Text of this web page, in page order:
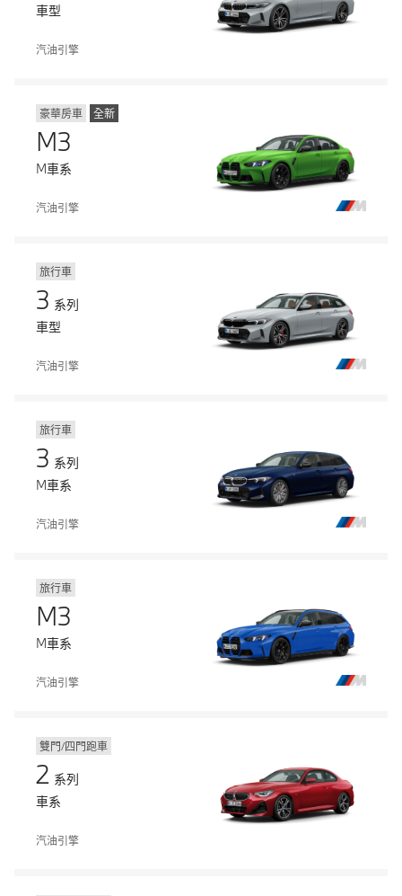
車型
汽油引擎
豪華房車 全新
M3
M車系
汽油引擎
旅行車
3 系列
車型
汽油引擎
旅行車
3 系列
M車系
汽油引擎
旅行車
M3
M車系
汽油引擎
雙門/四門跑車
2 系列
車系
汽油引擎